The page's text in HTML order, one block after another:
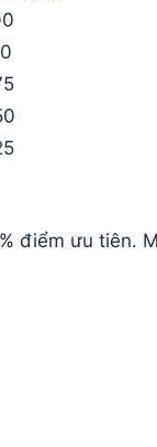
điểm ưu tiên.